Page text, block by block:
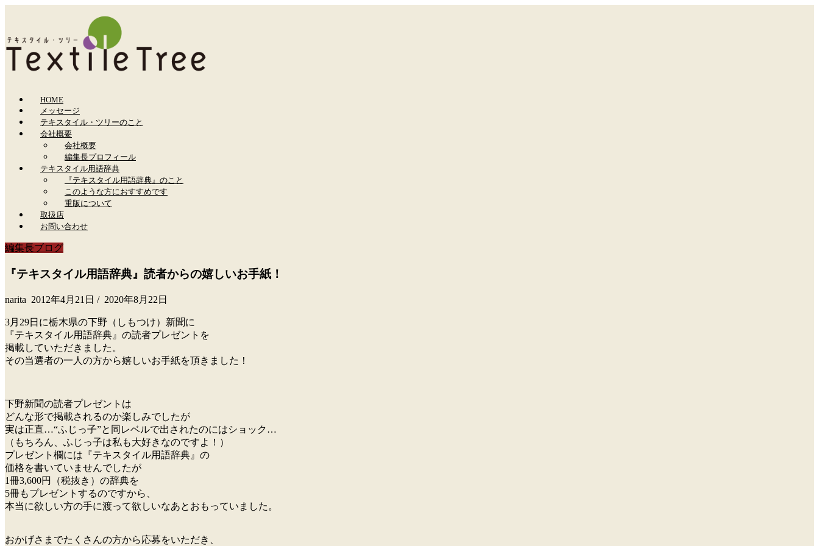
HOME
メッセージ
テキスタイル・ツリーのこと
会社概要
会社概要
編集長プロフィール
テキスタイル用語辞典
『テキスタイル用語辞典』のこと
このような方におすすめです
重版について
取扱店
お問い合わせ
編集長ブログ
『テキスタイル用語辞典』読者からの嬉しいお手紙！
narita 2012年4月21日 / 2020年8月22日
3月29日に栃木県の下野（しもつけ）新聞に
『テキスタイル用語辞典』の読者プレゼントを
掲載していただきました。
その当選者の一人の方から嬉しいお手紙を頂きました！
下野新聞の読者プレゼントは
どんな形で掲載されるのか楽しみでしたが
実は正直…“ふじっ子”と同レベルで出されたのにはショック…
（もちろん、ふじっ子は私も大好きなのですよ！）
プレゼント欄には『テキスタイル用語辞典』の
価格を書いていませんでしたが
1冊3,600円（税抜き）の辞典を
5冊もプレゼントするのですから、
本当に欲しい方の手に渡って欲しいなあとおもっていました。
おかげさまでたくさんの方から応募をいただき、